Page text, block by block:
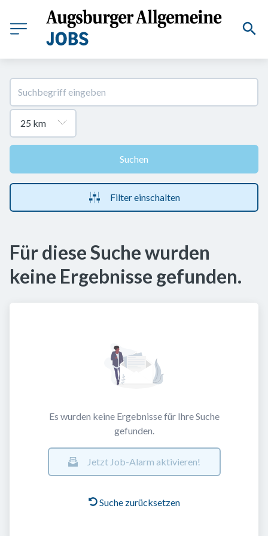
Suchen
Filter einschalten
Für diese Suche wurden
keine Ergebnisse gefunden.
Es wurden keine Ergebnisse für Ihre Suche
gefunden.
Jetzt Job-Alarm aktivieren!
Suche zurücksetzen